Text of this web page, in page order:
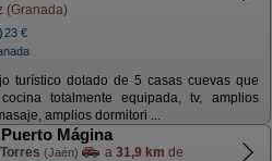
(Granada)
23 €
turístico dotado de 5 casas cuevas que
totalmente equipada, tv, amplios
amplios dormitori ...
Mágina
Torres (Jaén) a 31,9 km de